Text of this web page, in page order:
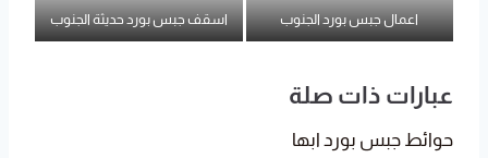
اعمال جبس بورد الجنوب اسقف جبس بورد حديثة الجنوب
عبارات ذات صلة
حوائط جبس بورد ابها